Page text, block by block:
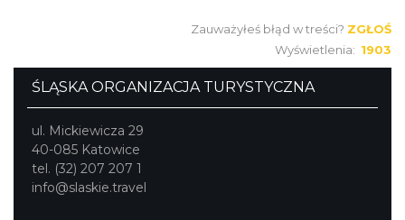
Zauważyłeś błąd w treści? ZGŁOŚ
Wyświetlenia: 1903
ŚLĄSKA ORGANIZACJA TURYSTYCZNA
ul. Mickiewicza 29
40-085 Katowice
tel. (32) 207 207 1
info@slaskie.travel